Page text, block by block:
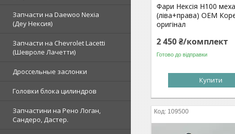
Запчасти на Daewoo Nexia
(Деу Нексия)
Запчасти на Chevrolet Lacetti
(Шевроле Лачетти)
Дроссельные заслонки
Головки блока цилиндров
Запчастини на Рено Логан,
Сандеро, Дастер.
Фари Нексія Н100
(ліва+права) OEM
оригінал
2 450 ₴/комплект
Готово до відправки
Купити
109500